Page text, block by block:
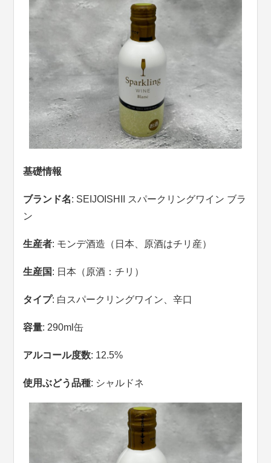
基礎情報
ブランド名: SEIJOISHII スパークリングワイン ブラ
ン
生産者: モンデ酒造（日本、原酒はチリ産）
生産国: 日本（原酒：チリ）
タイプ: 白スパークリングワイン、辛口
容量: 290ml缶
アルコール度数: 12.5%
使用ぶどう品種: シャルドネ